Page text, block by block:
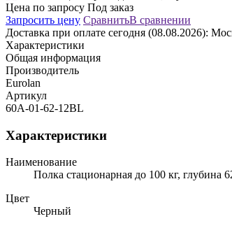
Цена по запросу Под заказ
Запросить цену СравнитьВ сравнении
Доставка при оплате сегодня (08.08.2026):
Характеристики
Общая информация
Производитель
Eurolan
Артикул
60A-01-62-12BL
Характеристики
Наименование
Полка стационарная до 100 кг, глубина
Цвет
Черный